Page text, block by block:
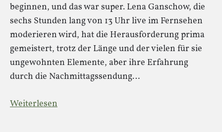
beginnen, und das war super. Lena Ganschow, die
sechs Stunden lang von 13 Uhr live im Fernsehen
moderieren wird, hat die Herausforderung prima
gemeistert, trotz der Länge und der vielen für sie
ungewohnten Elemente, aber ihre Erfahrung
durch die Nachmittagssendung…
Weiterlesen